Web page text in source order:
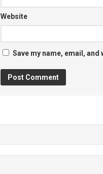
Website
Save my name, email,